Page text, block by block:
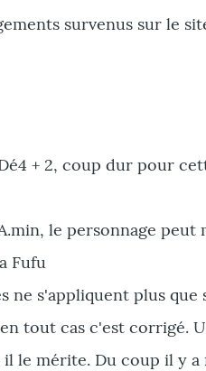
survenus sur le
+ 2, coup dur pour
le personnage
Fufu
ne s'appliquent plus
tout cas c'est corrigé.
le mérite. Du coup il y